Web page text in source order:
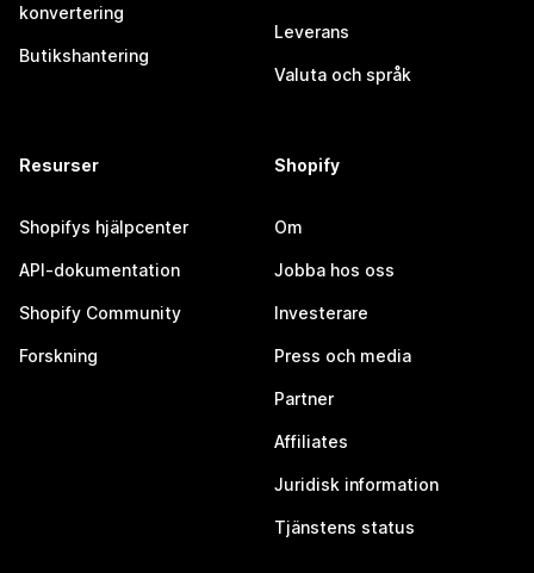
konvertering
Butikshantering
Leverans
Valuta och språk
Resurser
Shopifys hjälpcenter
API-dokumentation
Shopify Community
Forskning
Shopify
Om
Jobba hos oss
Investerare
Press och media
Partner
Affiliates
Juridisk information
Tjänstens status